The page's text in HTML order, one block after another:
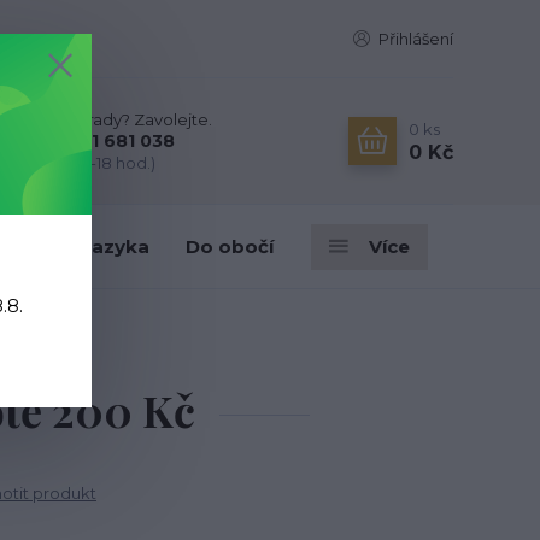
Přihlášení
Nevíte si rady? Zavolejte.
+420 731 681 038
(Po-Ne, 9-18 hod.)
0 ks
0 Kč
Do jazyka Do obočí Více
200 Kč
produkt